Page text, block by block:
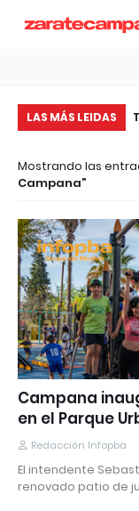
LAS MÁS LEIDAS
esta plataforma te
Mostrando las
Campana
Campana
en el Parque
Redacción Infopba
El intendente
renovado patio de